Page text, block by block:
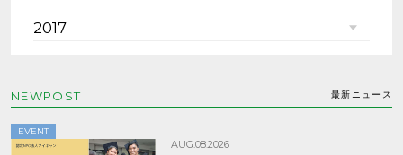
2017
NEWPOST 最新ニュース
EVENT
AUG.08.2026